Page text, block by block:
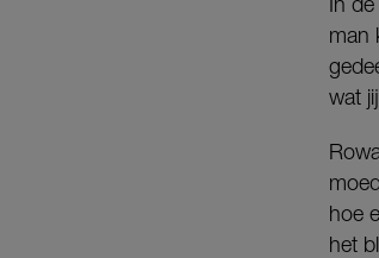
man
wat
hoe
het